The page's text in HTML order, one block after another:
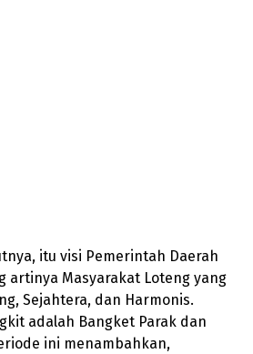
itu visi Pemerintah Daerah
artinya Masyarakat Loteng yang
Sejahtera, dan Harmonis.
adalah Bangket Parak dan
ini menambahkan,